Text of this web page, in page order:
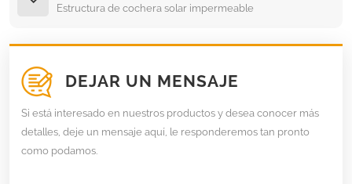
Estructura de cochera solar impermeable
DEJAR UN MENSAJE
Si está interesado en nuestros productos y desea conocer más
detalles, deje un mensaje aquí, le responderemos tan pronto
como podamos.